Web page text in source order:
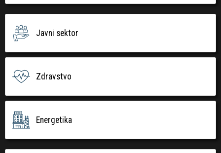
Javni sektor
Zdravstvo
Energetika